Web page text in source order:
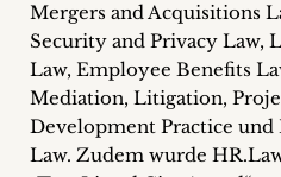
Blog
&
Podcasts
Mergers and Acquisitions
Security and Privacy Law,
Law, Employee Benefits
Mediation, Litigation,
Development Practice
Law. Zudem wurde